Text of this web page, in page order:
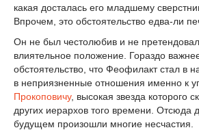
какая досталась его младшему
Впрочем, это обстоятельство едва-ли
Он не был честолюбив и не
влиятельное положение. Гораздо
обстоятельство, что Феофилакт стал в
в неприязненные отношения именно к
Прокоповичу, высокая звезда которого
других иерархов того времени. Отсюда
будущем произошли многие несчастия.